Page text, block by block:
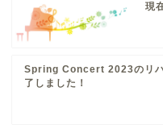
現
Spring Concert 2023のリ
了しました！